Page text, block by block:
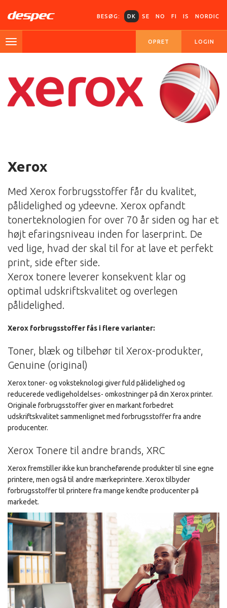
BESØG: DK SE NO FI IS NORDIC
OPRET LOGIN
Xerox
Med Xerox forbrugsstoffer får du kvalitet,
pålidelighed og ydeevne. Xerox opfandt
tonerteknologien for over 70 år siden og har et
højt efaringsniveau inden for laserprint. De
ved lige, hvad der skal til for at lave et perfekt
print, side efter side.
Xerox tonere leverer konsekvent klar og
optimal udskriftskvalitet og overlegen
pålidelighed.
Xerox forbrugsstoffer fås i flere varianter:
Toner, blæk og tilbehør til Xerox-produkter,
Genuine (original)
Xerox toner- og voksteknologi giver fuld pålidelighed og
reducerede vedligeholdelses- omkostninger på din Xerox printer.
Originale forbrugsstoffer giver en markant forbedret
udskriftskvalitet sammenlignet med forbrugsstoffer fra andre
producenter.
Xerox Tonere til andre brands, XRC
Xerox fremstiller ikke kun brancheførende produkter til sine egne
printere, men også til andre mærkeprintere. Xerox tilbyder
forbrugsstoffer til printere fra mange kendte producenter på
markedet.